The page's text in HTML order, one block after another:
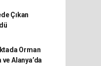
Çıkan
Orman
ve Alanya’da